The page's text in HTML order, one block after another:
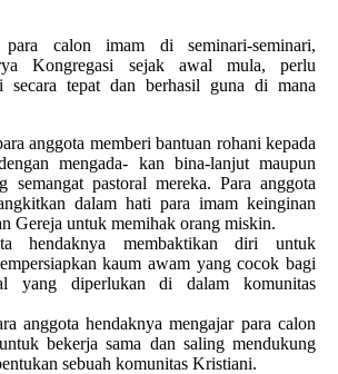
para calon imam di seminari-seminari,
Kongregasi sejak awal mula, perlu
secara tepat dan berhasil guna di mana
anggota memberi bantuan rohani kepada
mengada- kan bina-lanjut maupun
semangat pastoral mereka. Para anggota
dalam hati para imam keinginan
Gereja untuk memihak orang miskin.
hendaknya membaktikan diri untuk
kaum awam yang cocok bagi
yang diperlukan di dalam komunitas
anggota hendaknya mengajar para calon
bekerja sama dan saling mendukung
sebuah komunitas Kristiani.